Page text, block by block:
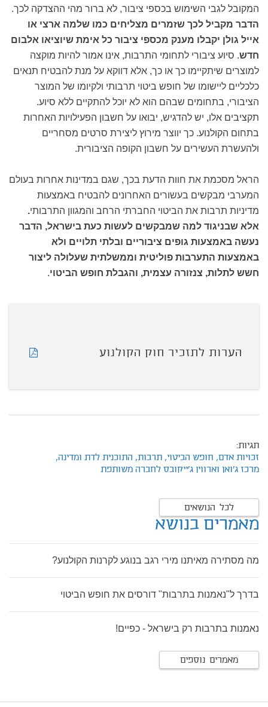
המקובל לגבי השימוש בכספי ציבור, לא ברור מהי ההצדקה לכך.
הדבר מקביל לכך שזמרים מצליחים כמו שלמה ארצי או
אייל גולן יקבלו מענק מכספי ציבור כל אימת שיוציאו אלבום
חדש. סיוע ציבורי לתחומי התרבות, אינו אמור להיות מוקצה
למוצרים שיתקיימו כך או כך, אלא דווקא על מנת להבטיח תנאים
כלכליים ליישומו של חופש ביטוי תרבותי ולקיומו של המוצר
הציבורי, בתחומים שבהם הוא לא יוכל להתקיים ללא סיוע.
תקציבים אלו, יש להדגיש, יבואו על חשבון הפעילויות האחרות
בתחום הקולנוע. כך יווצר מירוץ ליצירת סרטים מסחריים
ולהעשרת העשירים על חשבון הקופה הציבורית.
הראל מסכמת את חוות הדעת בכך, שגם במדינות אחרות בעולם
המערבי מבקשים בעשורים האחרונים להבטיח באמצעות
מדיניות תרבות את הביטוי החברתי הרחב והמגוון התרבותי.
אלא שבניגוד למה שמבקשים לעשות כעת בישראל, הדבר
נעשה באמצעות גופים ציבוריים ובלתי תלויים ולא
באמצעות התערבות פוליטית וממשלתית שעלולה ליצור
חשש לתלות, צנזורה עצמית, והגבלת חופש הביטוי.
הערות לתזכיר חוק הקולנוע
תגיות:
זכויות אדם, חופש הביטוי, תרבות, התוכנית לדת ומדינה,
מרכז ג'ואן וארווין ג'ייקובס לחברה משותפת
לכל הנושאים
מאמרים בנושא
מה מסתירה מאיתנו מירי רגב בנוגע לקרנות הקולנוע?
בדרך ל"נאמנות בתרבות" דורסים את חופש הביטוי
נאמנות בתרבות רק בישראל - כפיים!
מאמרים נוספים